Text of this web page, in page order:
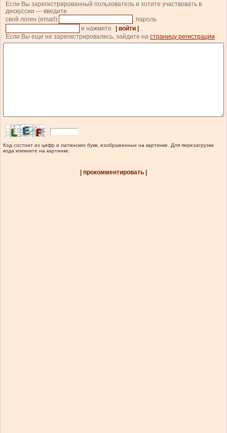
Если Вы зарегистрированный пользователь и хотите участвовать в
дискуссии — введите
свой логин (email)
, пароль
и нажмите
| войти |
.
Если Вы еще не зарегистрировались, зайдите на страницу регистрации.
Код состоит из цифр и латинских букв, изображенных на картинке. Для перезагрузки
кода кликните на картинке.
| прокомментировать |